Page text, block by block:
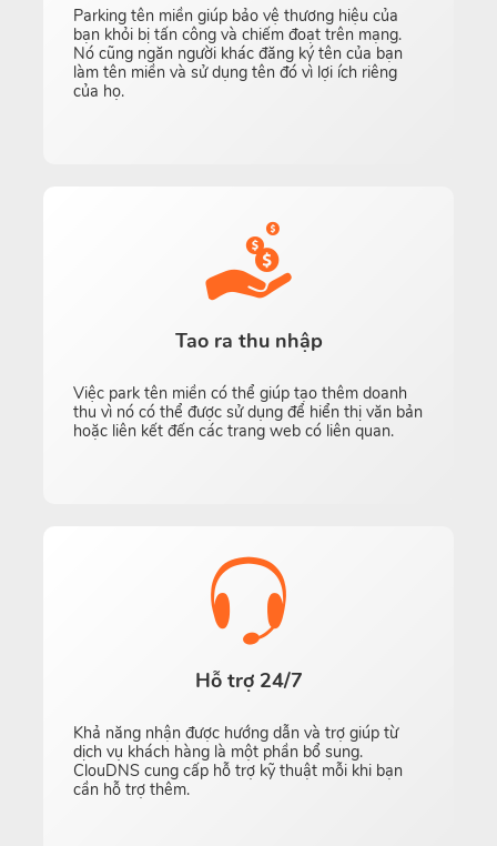
Parking tên miền giúp bảo vệ thương hiệu của
bạn khỏi bị tấn công và chiếm đoạt trên mạng.
Nó cũng ngăn người khác đăng ký tên của bạn
làm tên miền và sử dụng tên đó vì lợi ích riêng
của họ.
Tao ra thu nhập
Việc park tên miền có thể giúp tạo thêm doanh
thu vì nó có thể được sử dụng để hiển thị văn bản
hoặc liên kết đến các trang web có liên quan.
Hỗ trợ 24/7
Khả năng nhận được hướng dẫn và trợ giúp từ
dịch vụ khách hàng là một phần bổ sung.
ClouDNS cung cấp hỗ trợ kỹ thuật mỗi khi bạn
cần hỗ trợ thêm.